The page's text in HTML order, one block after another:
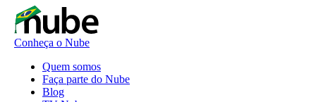
Conheça o Nube
Quem somos
Faça parte do Nube
Blog